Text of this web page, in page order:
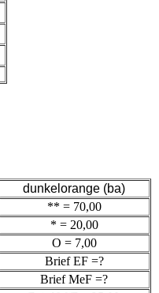
dunkelorange (ba)
** = 70,00
* = 20,00
O = 7,00
Brief EF =?
Brief MeF =?